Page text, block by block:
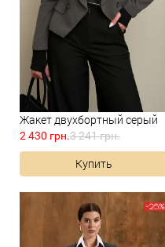
Жакет двухбортный серый
2 430 грн.3 241 грн.
Купить